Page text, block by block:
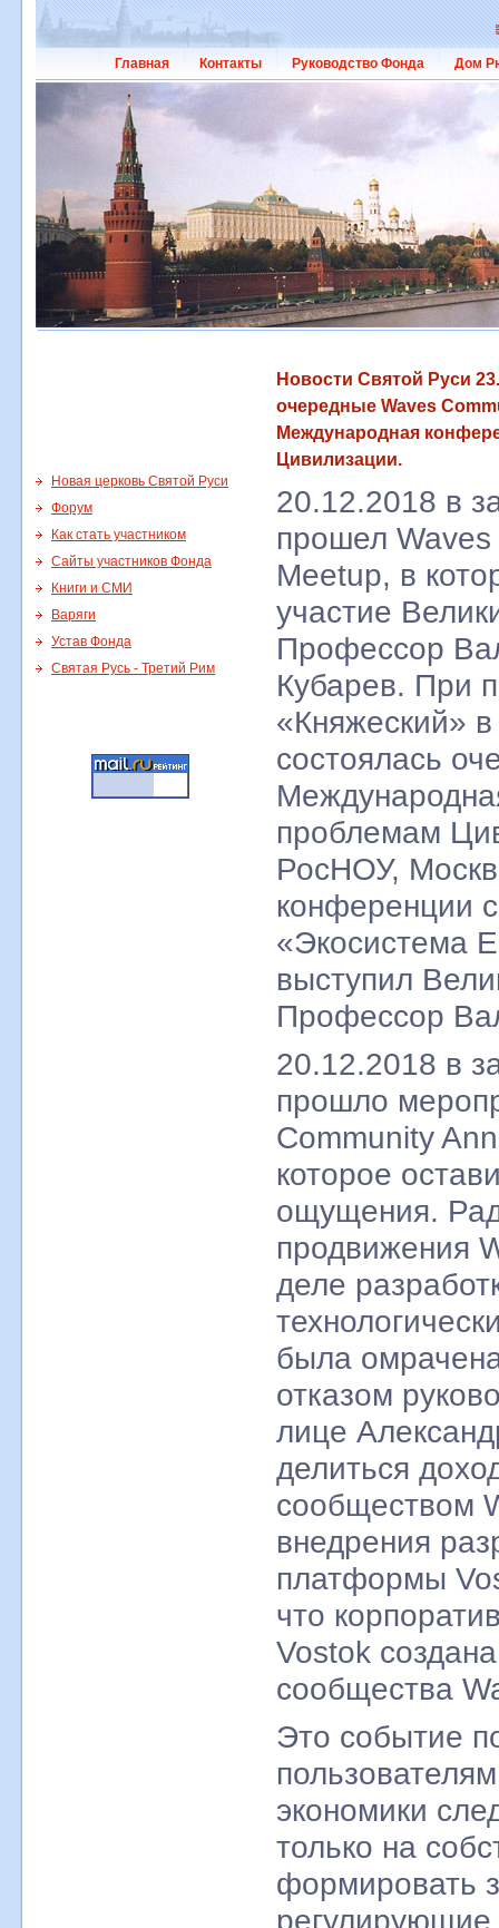
Главная Контакты Руководство Фонда Дом
Новости Святой Руси
очередные Waves
Международная
Цивилизации.
Новая церковь Святой Руси
Форум
Как стать участником
Сайты участников Фонда
Книги и СМИ
Варяги
Устав Фонда
Святая Русь - Третий Рим
20.12.2018 в
прошел
Meetup, в
участие
Профессор
Кубарев. При
«Княжеский»
состоялась
проблемам
РосНОУ,
конференции
«Экосистема
выступил
Профессор
20.12.2018 в
прошло
Community
которое
ощущения.
продвижения
деле
была
отказом
лице
делиться
сообществом
внедрения
платформы
что
Vostok
сообщества
Это событие
экономики
только на
формировать